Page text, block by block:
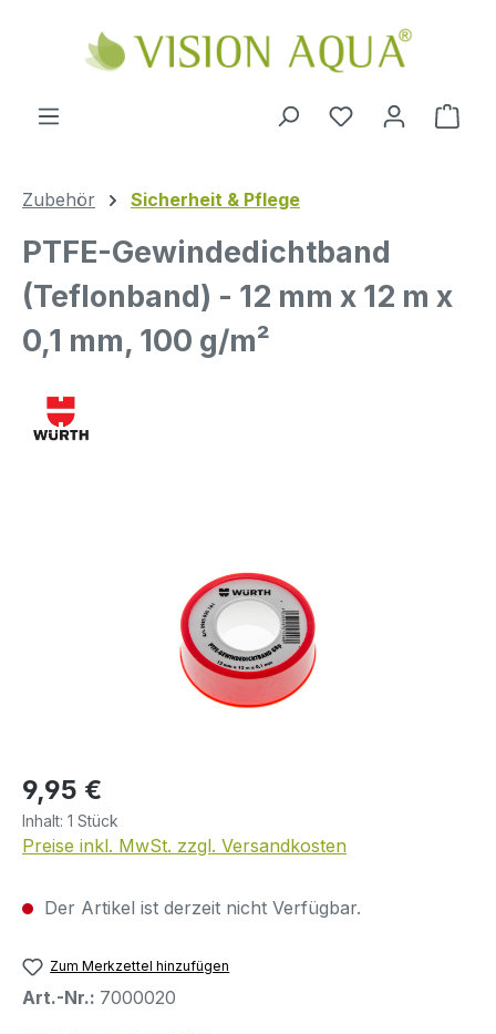
Zum Hauptinhalt springen
Zubehör Sicherheit & Pflege
PTFE-Gewindedichtband
(Teflonband) - 12 mm x 12 m x
0,1 mm, 100 g/m²
Regulärer Preis:
9,95 €
Inhalt: 1 Stück
Preise inkl. MwSt. zzgl. Versandkosten
Der Artikel ist derzeit nicht Verfügbar.
Zum Merkzettel hinzufügen
Art.-Nr.: 7000020